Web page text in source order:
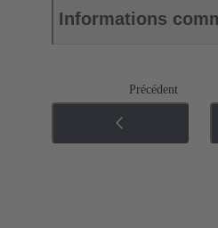
Informations
Précédent